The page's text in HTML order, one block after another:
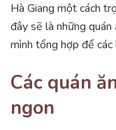
Hà Giang một cách
đây sẽ là những quán
mình tổng hợp để các
Các quán
ngon